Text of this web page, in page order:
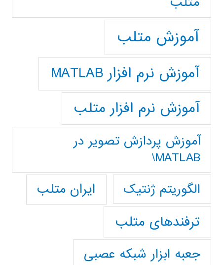
آموزش متلب
آموزش نرم افزار MATLAB
آموزش نرم افزار متلب
آموزش پردازش تصوير در
MATLAB\
الگوریتم ژنتیک
ایران متلب
ترفندهای متلب
جعبه ابزار شبکه عصبی